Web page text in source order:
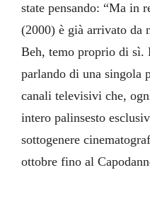
state pensando: “Ma in
(2000) è già arrivato da
Beh, temo proprio di sì.
parlando di una singola
canali televisivi che,
intero palinsesto
sottogenere
ottobre fino al